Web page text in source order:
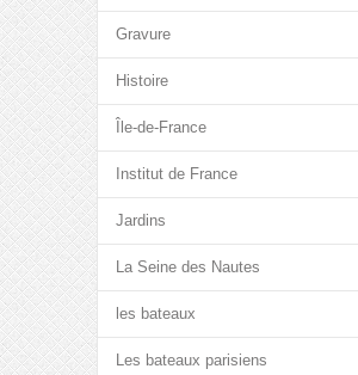
Gravure
Histoire
Île-de-France
Institut de France
Jardins
La Seine des Nautes
les bateaux
Les bateaux parisiens